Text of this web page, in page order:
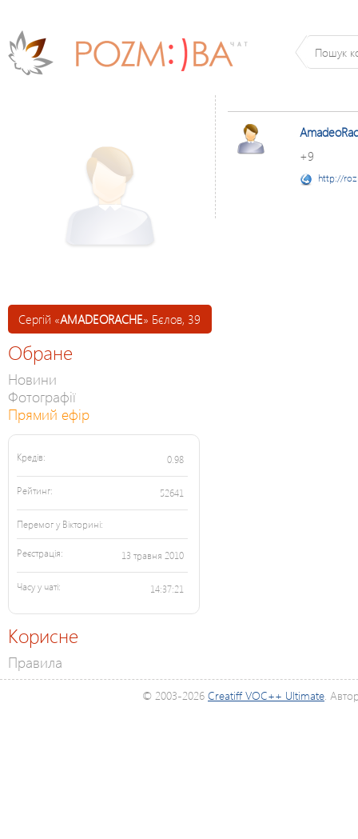
Сергій «AMADEORACHE» Бєлов, 39
Обране
Новини
Фотографії
Прямий ефір
Кредів: 0.98
Рейтинг: 52641
Перемог у Вікторині:
Реєстрація: 13 травня 2010
Часу у чаті: 14:37:21
Корисне
Правила
+9
http://
© 2003-2026 Creatiff VOC++ Ultimate.